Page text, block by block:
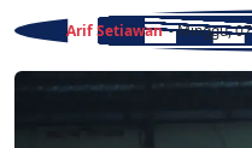
Arif Setiawan - Minggu,